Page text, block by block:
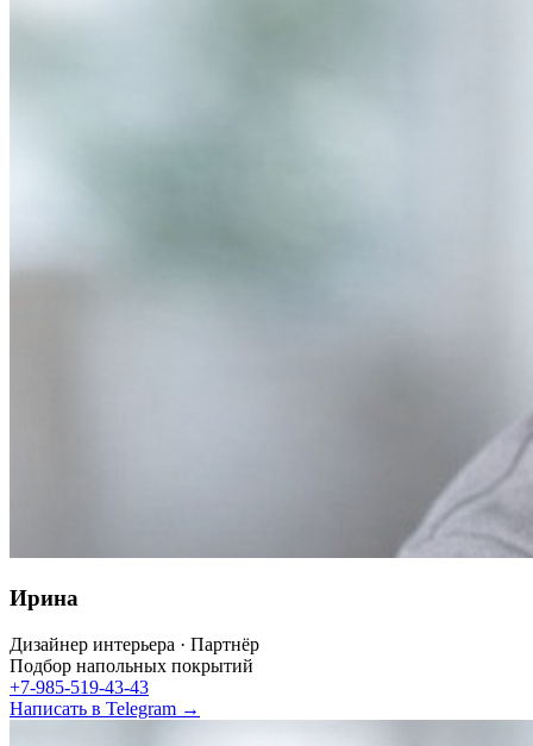
Ирина
Дизайнер интерьера · Партнёр
Подбор напольных покрытий
+7-985-519-43-43
Написать в Telegram →